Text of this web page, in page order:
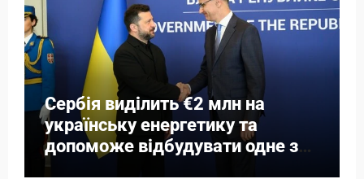
Сербія виділить €2 млн на
українську енергетику та
допоможе відбудувати одне з
міст